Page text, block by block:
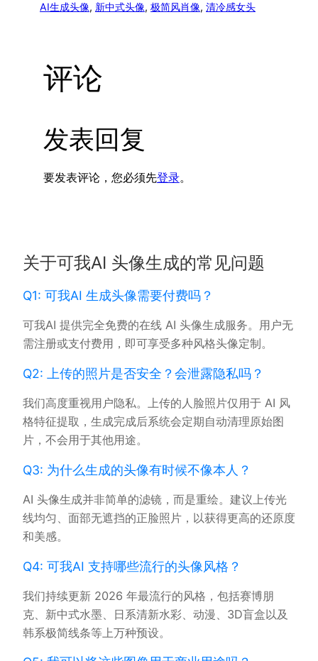
AI生成头像, 新中式头像, 极简风肖像, 清冷感女头
评论
发表回复
要发表评论，您必须先登录。
关于可我AI 头像生成的常见问题
Q1: 可我AI 生成头像需要付费吗？
可我AI 提供完全免费的在线 AI 头像生成服务。用户无
需注册或支付费用，即可享受多种风格头像定制。
Q2: 上传的照片是否安全？会泄露隐私吗？
我们高度重视用户隐私。上传的人脸照片仅用于 AI 风
格特征提取，生成完成后系统会定期自动清理原始图
片，不会用于其他用途。
Q3: 为什么生成的头像有时候不像本人？
AI 头像生成并非简单的滤镜，而是重绘。建议上传光
线均匀、面部无遮挡的正脸照片，以获得更高的还原度
和美感。
Q4: 可我AI 支持哪些流行的头像风格？
我们持续更新 2026 年最流行的风格，包括赛博朋
克、新中式水墨、日系清新水彩、动漫、3D盲盒以及
韩系极简线条等上万种预设。